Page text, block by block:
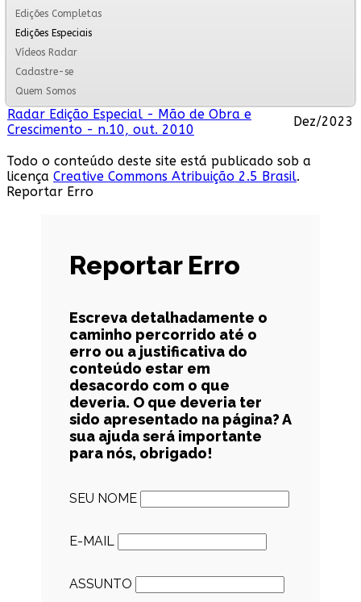
Edições Completas
Edições Especiais
Vídeos Radar
Cadastre-se
Quem Somos
Radar Edição Especial - Mão de Obra e
Crescimento - n.10, out. 2010
Dez/2023
Todo o conteúdo deste site está publicado sob a
licença Creative Commons Atribuição 2.5 Brasil.
Reportar Erro
Reportar Erro
Escreva detalhadamente o
caminho percorrido até o
erro ou a justificativa do
conteúdo estar em
desacordo com o que
deveria. O que deveria ter
sido apresentado na página? A
sua ajuda será importante
para nós, obrigado!
SEU NOME
E-MAIL
ASSUNTO